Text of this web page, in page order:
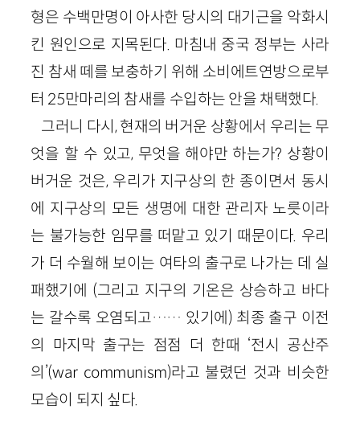
형은 수백만명이 아사한 당시의 대기근을 악화시
킨 원인으로 지목된다. 마침내 중국 정부는 사라
진 참새 떼를 보충하기 위해 소비에트연방으로부
터 25만마리의 참새를 수입하는 안을 채택했다.
그러니 다시, 현재의 버거운 상황에서 우리는 무
엇을 할 수 있고, 무엇을 해야만 하는가? 상황이
버거운 것은, 우리가 지구상의 한 종이면서 동시
에 지구상의 모든 생명에 대한 관리자 노릇이라
는 불가능한 임무를 떠맡고 있기 때문이다. 우리
가 더 수월해 보이는 여타의 출구로 나가는 데 실
패했기에 (그리고 지구의 기온은 상승하고 바다
는 갈수록 오염되고…… 있기에) 최종 출구 이전
의 마지막 출구는 점점 더 한때 ‘전시 공산주
의’(war communism)라고 불렸던 것과 비슷한
모습이 되지 싶다.